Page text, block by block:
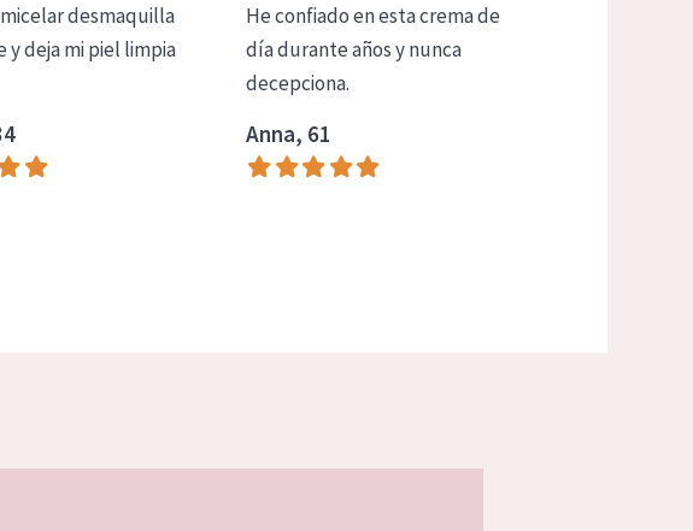
desmaquilla
y deja mi piel limpia
He confiado en esta crema de
día durante años y nunca
decepciona.
Anna, 61